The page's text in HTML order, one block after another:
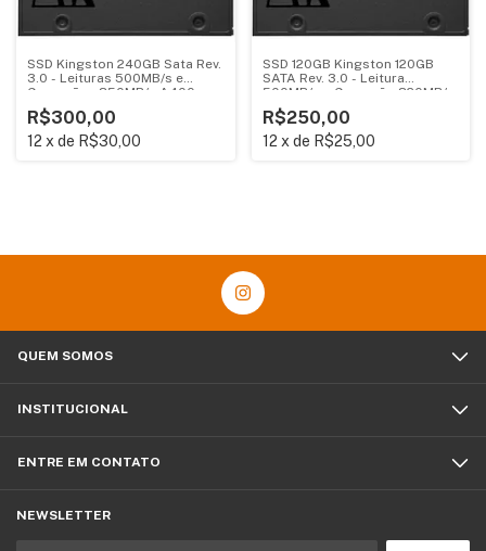
SSD Kingston 240GB Sata Rev.
3.0 - Leituras 500MB/s e
Gravações 350MB/s A400
R$300,00
12 x de R$30,00
SSD 120GB Kingston 120GB
SATA Rev. 3.0 - Leitura
500MB/s e Gravação 320MB/s
R$250,00
12 x de R$25,00
QUEM SOMOS
INSTITUCIONAL
ENTRE EM CONTATO
NEWSLETTER